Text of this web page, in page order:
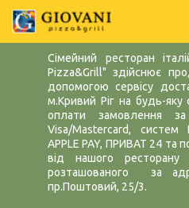
Сімейний ресторан
Pizza&Grill" здійснює
допомогою сервісу
м.Кривий Ріг на будь-яку
оплати замовлення
Visa/Mastercard, систем
APPLE PAY, ПРИВАТ 24 та
від нашого ресторану
розташованого за
пр.Поштовий, 25/3.